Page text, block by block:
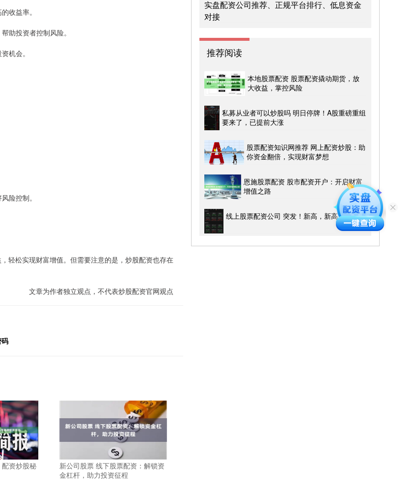
收益率。
助投资者控制风险。
机会。
险控制。
轻松实现财富增值。但需要注意的是，炒股配资也存在
文章为作者独立观点，不代表炒股配资官网观点
资炒股秘
新公司股票 线下股票配资：解锁资
金杠杆，助力投资征程
实盘配资公司推荐、正规平台排行、低息资金
对接
推荐阅读
本地股票配资 股票配资撬动期货，放
大收益，掌控风险
私募从业者可以炒股吗 明日停牌！A股重磅重组
要来了，已提前大涨
股票配资知识网推荐 网上配资炒股：助
你资金翻倍，实现财富梦想
恩施股票配资 股市配资开户：开启财富
增值之路
线上股票配资公司 突发！新高，新高